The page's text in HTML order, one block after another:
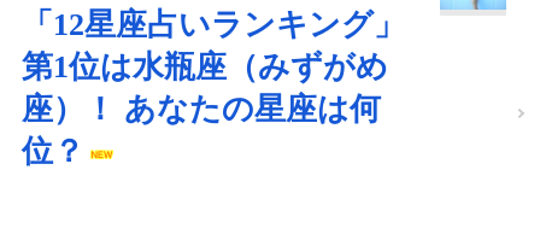
「12星座占いランキング」
第1位は水瓶座（みずがめ
座）！ あなたの星座は何
位？